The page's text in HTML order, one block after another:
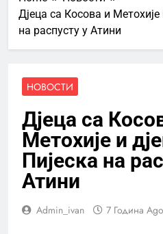
Дјеца са Косова и Метохије
на распусту у Атини
НОВОСТИ
Дјеца са
Метохије и
Пијеска на
Атини
Admin_ivan 7 Година Ago